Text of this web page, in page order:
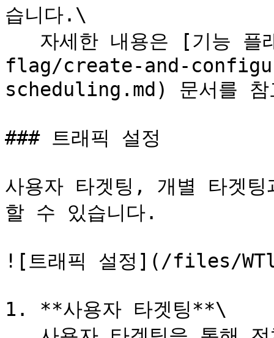
습니다.\
flag/create-and-
scheduling.md) 문서를 참
### 트래픽 설정
사용자 타겟팅, 개별 타겟
할 수 있습니다.
![트래픽 설정](/files/
1. **사용자 타겟팅**\